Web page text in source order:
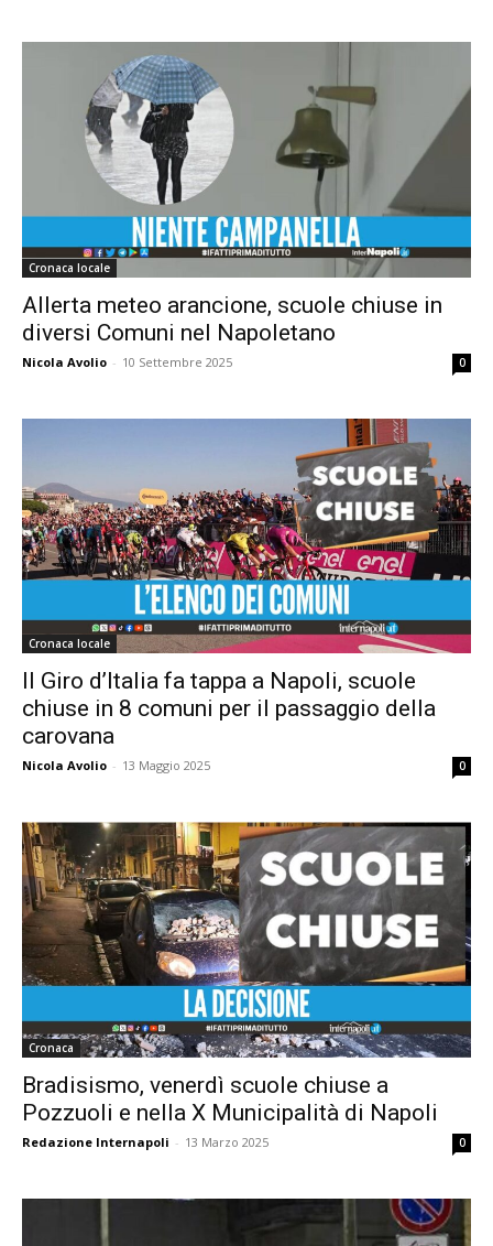
Cronaca locale
Allerta meteo arancione, scuole chiuse in
diversi Comuni nel Napoletano
Nicola Avolio - 10 Settembre 2025 0
Cronaca locale
Il Giro d’Italia fa tappa a Napoli, scuole
chiuse in 8 comuni per il passaggio della
carovana
Nicola Avolio - 13 Maggio 2025 0
Cronaca
Bradisismo, venerdì scuole chiuse a
Pozzuoli e nella X Municipalità di Napoli
Redazione Internapoli - 13 Marzo 2025 0